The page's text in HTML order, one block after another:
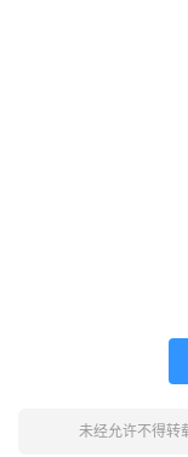
未经允许不得转